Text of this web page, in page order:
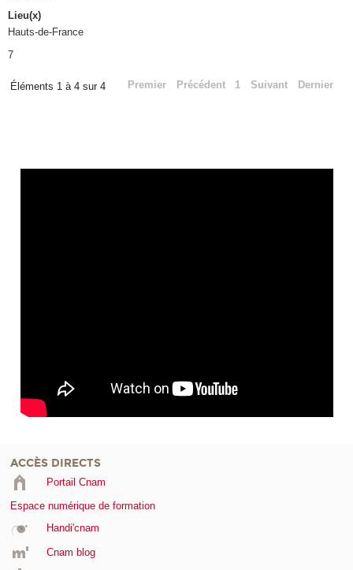
Lieu(x)
Hauts-de-France
7
Éléments 1 à 4 sur 4 Premier Précédent 1 Suivant Dernier
ACCÈS DIRECTS
Portail Cnam
Espace numérique de formation
Handi'cnam
Cnam blog